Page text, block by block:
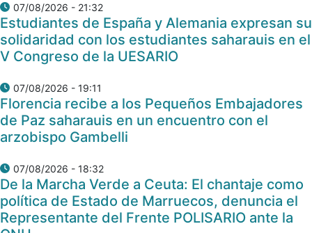
07/08/2026 - 21:32
Estudiantes de España y Alemania expresan su
solidaridad con los estudiantes saharauis en el
V Congreso de la UESARIO
07/08/2026 - 19:11
Florencia recibe a los Pequeños Embajadores
de Paz saharauis en un encuentro con el
arzobispo Gambelli
07/08/2026 - 18:32
De la Marcha Verde a Ceuta: El chantaje como
política de Estado de Marruecos, denuncia el
Representante del Frente POLISARIO ante la